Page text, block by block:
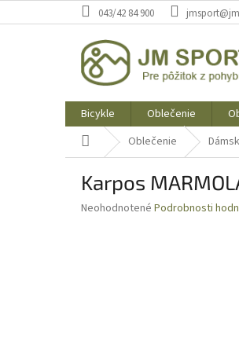
na
043/42 84 900
Bicykle Oblečenie
Domov Oblečenie
Karpos
Priemerné
Neohodnotené Podrobnosti